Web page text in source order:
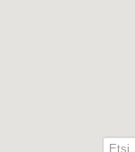
Etsi...